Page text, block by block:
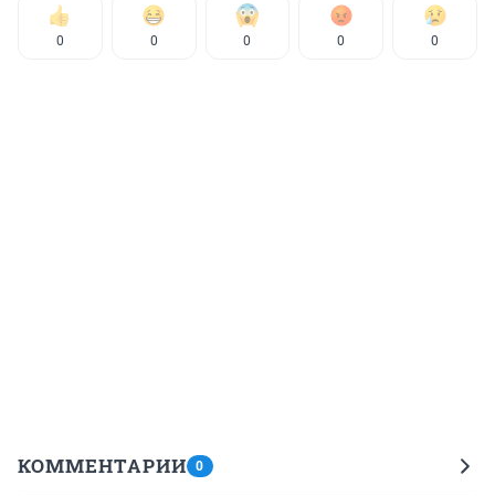
0 0 0 0 0
КОММЕНТАРИИ 0